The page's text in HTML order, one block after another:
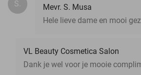
S.
Mevr. S. Musa
Hele lieve dame en mooi
VL Beauty Cosmetica Salon
Dank je wel voor je mooie